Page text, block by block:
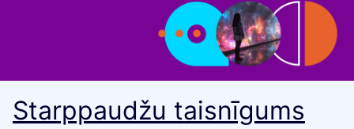
Starppaudžu taisnīgums